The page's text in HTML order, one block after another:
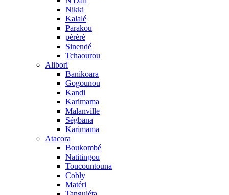
Nikki
Kalalé
Parakou
pèrèrè
Sinendé
Tchaourou
Alibori
Banikoara
Gogounou
Kandi
Karimama
Malanville
Ségbana
Karimama
Atacora
Boukombé
Natitingou
Toucountouna
Cobly
Matéri